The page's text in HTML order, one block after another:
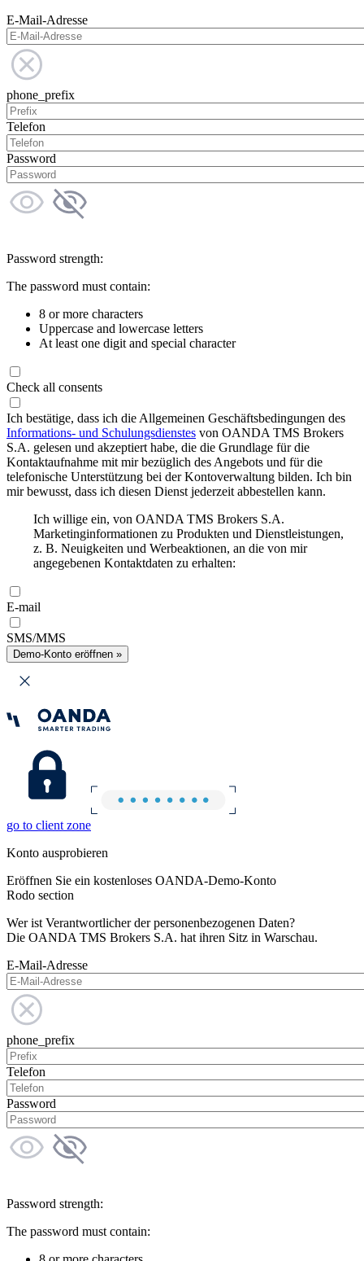
E-Mail-Adresse
phone_prefix
Telefon
Password
Password strength:
The password must contain:
8 or more characters
Uppercase and lowercase letters
At least one digit and special character
Check all consents
Ich bestätige, dass ich die Allgemeinen Geschäftsbedingungen des
Informations- und Schulungsdienstes von OANDA TMS Brokers
S.A. gelesen und akzeptiert habe, die die Grundlage für die
Kontaktaufnahme mit mir bezüglich des Angebots und für die
telefonische Unterstützung bei der Kontoverwaltung bilden. Ich bin
mir bewusst, dass ich diesen Dienst jederzeit abbestellen kann.
Ich willige ein, von OANDA TMS Brokers S.A.
Marketinginformationen zu Produkten und Dienstleistungen,
z. B. Neuigkeiten und Werbeaktionen, an die von mir
angegebenen Kontaktdaten zu erhalten:
E-mail
SMS/MMS
Demo-Konto eröffnen »
go to client zone
Konto ausprobieren
Eröffnen Sie ein kostenloses OANDA-Demo-Konto
Rodo section
Wer ist Verantwortlicher der personenbezogenen Daten?
Die OANDA TMS Brokers S.A. hat ihren Sitz in Warschau.
E-Mail-Adresse
phone_prefix
Telefon
Password
Password strength:
The password must contain: